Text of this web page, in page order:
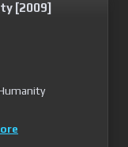
[2009]